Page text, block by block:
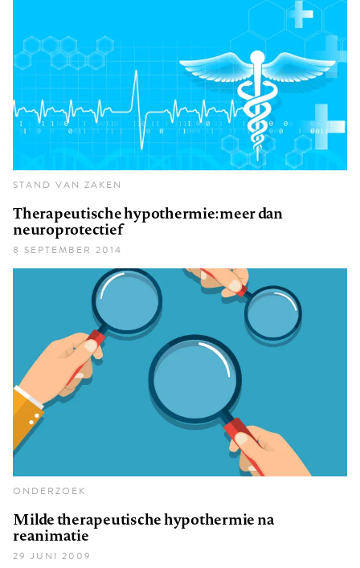
STAND VAN ZAKEN
Therapeutische hypothermie: meer dan
neuroprotectief
8 SEPTEMBER 2014
ONDERZOEK
Milde therapeutische hypothermie na
reanimatie
29 JUNI 2009